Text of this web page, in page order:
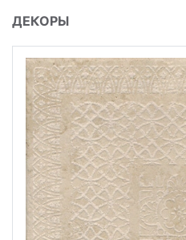
ДЕКОРЫ